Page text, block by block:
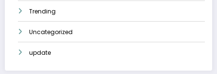
Trending
Uncategorized
update